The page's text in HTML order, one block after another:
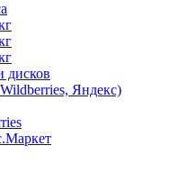
дисков
Яндекс)